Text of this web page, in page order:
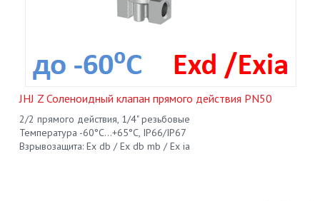
JHJ Z Соленоидный клапан прямого действия PN50
2/2 прямого действия, 1/4" резьбовые
Температура -60°С...+65°С, IP66/IP67
Взрывозащита: Ех db / Ex db mb / Ex ia